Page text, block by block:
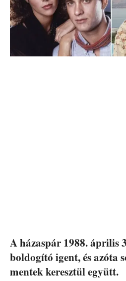
A házaspár 1988. április
boldogító igent, és azóta
mentek keresztül együtt.